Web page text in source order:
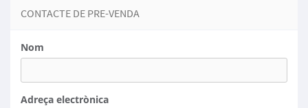
CONTACTE DE PRE-VENDA
Nom
Adreça electrònica